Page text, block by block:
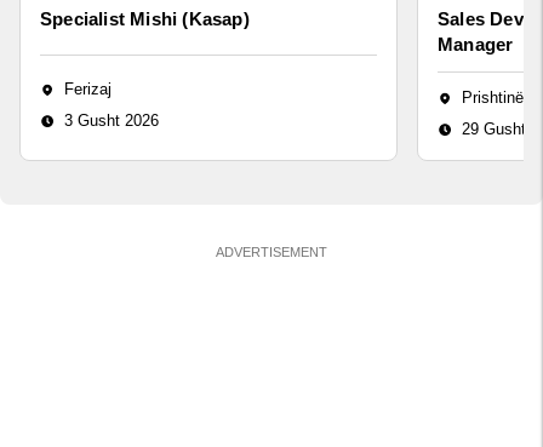
Specialist Mishi (Kasap)
Ferizaj
3 Gusht 2026
Sales
Manager
Prishtinë
29 Gusht